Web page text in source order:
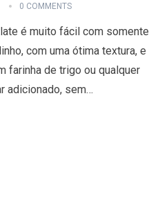
0 COMMENTS
é muito fácil com somente
com uma ótima textura, e
farinha de trigo ou qualquer
adicionado, sem…